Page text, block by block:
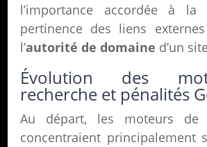
l’importance accordée à
pertinence des liens
l’autorité de domaine d’un
Évolution des
recherche et pénalités
Au départ, les moteurs de
concentraient principalement